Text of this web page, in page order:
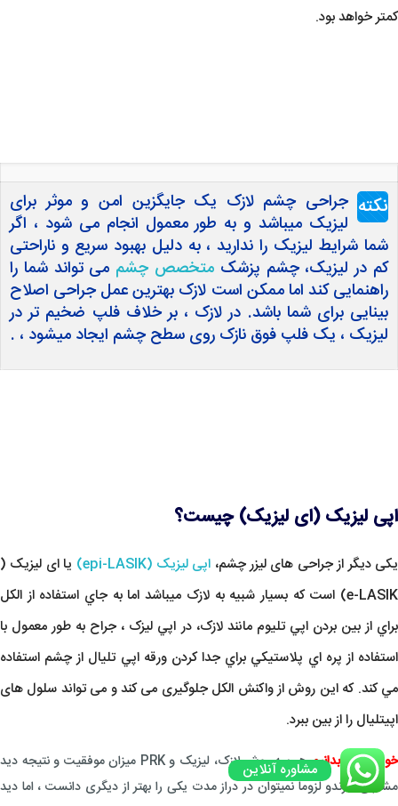
کمتر خواهد بود.
نکته جراحی چشم لازک یک جایگزین امن و موثر برای
لیزیک میباشد و به طور معمول انجام می شود ، اگر
شما شرایط لیزیک را ندارید ، به دلیل بهبود سریع و ناراحتی
کم در لیزیک، چشم پزشک متخصص چشم می تواند شما را
راهنمایی کند اما ممکن است لازک بهترین عمل جراحی اصلاح
بینایی برای شما باشد. در لازک ، بر خلاف فلپ ضخیم تر در
لیزیک ، یک فلپ فوق نازک روی سطح چشم ایجاد میشود ، .
اپی لیزیک (ای لیزیک) چیست؟
یکی دیگر از جراحی های لیزر چشم، اپی لیزیک (epi-LASIK)
یا ای لیزیک (
e-LASIK) است که بسیار شبیه به لازک میباشد اما به جاي استفاده از الكل
براي از بين بردن اپي تليوم مانند لازک، در اپي لیزک ، جراح به طور معمول با
استفاده از پره اي پلاستيکي براي جدا کردن ورقه اپي تليال از چشم استفاده
مي کند. که این روش از واکنش الکل جلوگیری می کند و می تواند سلول های
اپیتلیال را از بین ببرد.
خوب است بدانیم
هر سه روش لازک، لیزیک و PRK میزان موفقیت و نتیجه دید
مشابهی دارندو لزوما نمیتوان در دراز مدت یکی را بهتر از دیگری دانست ، اما دید
مشاوره آنلاین